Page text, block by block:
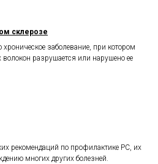
склерозе
заболевание, при котором
разрушается или нарушено ее
рекомендаций по профилактике РС, их
многих других болезней.